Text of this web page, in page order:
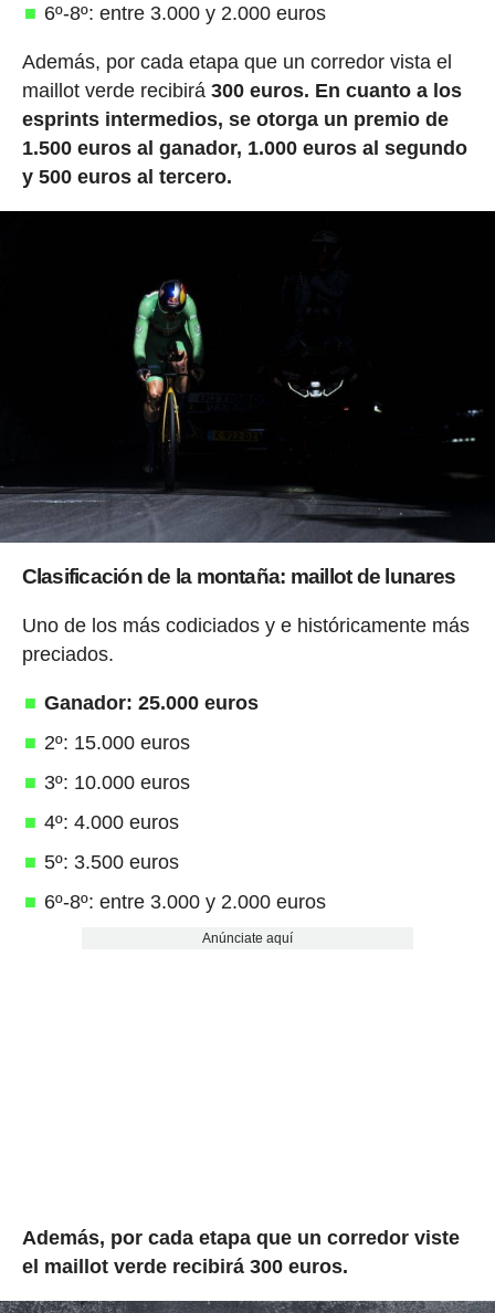
6º-8º: entre 3.000 y 2.000 euros
Además, por cada etapa que un corredor vista el
maillot verde recibirá 300 euros. En cuanto a los
esprints intermedios, se otorga un premio de
1.500 euros al ganador, 1.000 euros al segundo
y 500 euros al tercero.
Clasificación de la montaña: maillot de lunares
Uno de los más codiciados y e históricamente más
preciados.
Ganador: 25.000 euros
2º: 15.000 euros
3º: 10.000 euros
4º: 4.000 euros
5º: 3.500 euros
6º-8º: entre 3.000 y 2.000 euros
Anúnciate aquí
Además, por cada etapa que un corredor viste
el maillot verde recibirá 300 euros.